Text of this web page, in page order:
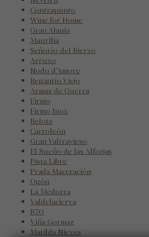
Contrapunto
Wine for Home
Gran Alanís
Maurilia
Señorío del Bierzo
Arruxo
Nodo d'Amore
Regantío Viejo
Armas de Guerra
Firmo
Firmo Inox
Belote
Carroleón
Gran Valtravieso
El Sueño de las Alforjas
Pista Libre
Prada Maceración
Ogón
La Medorra
Valdelacierva
B70
Viña Gormaz
Matilda Nieves